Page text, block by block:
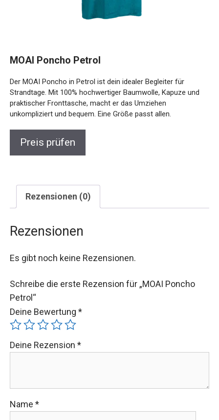
MOAI Poncho Petrol
Der MOAI Poncho in Petrol ist dein idealer Begleiter für
Strandtage. Mit 100% hochwertiger Baumwolle, Kapuze und
praktischer Fronttasche, macht er das Umziehen
unkompliziert und bequem. Eine Größe passt allen.
Preis prüfen
Rezensionen (0)
Rezensionen
Es gibt noch keine Rezensionen.
Schreibe die erste Rezension für „MOAI Poncho
Petrol“
Deine Bewertung *
Deine Rezension *
Name *